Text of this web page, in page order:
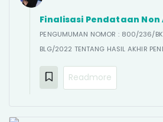
Finalisasi Pendataan Non
PENGUMUMAN NOMOR : 800/236/
BLG/2022 TENTANG HASIL AKHIR
Readmore